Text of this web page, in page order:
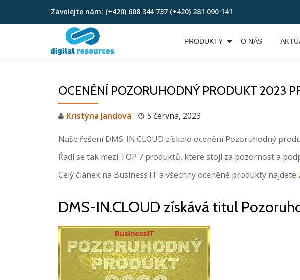
Skip
Zavolejte nám: (+420) 608 344 737 (+420) 281 090 141
PRODUKTY O NÁS
OCENĚNÍ POZORUHODNÝ PRODUKT 2023
Kristýna Jandová 5 června, 2023
Naše řešení DMS-IN.CLOUD získalo ocenění Pozoruhodný
Řadí se tak mezi TOP 7 produktů, které stojí za pozornost a
Celý článek na Business IT a všechny oceněné produkty najdete
DMS-IN.CLOUD získává titul